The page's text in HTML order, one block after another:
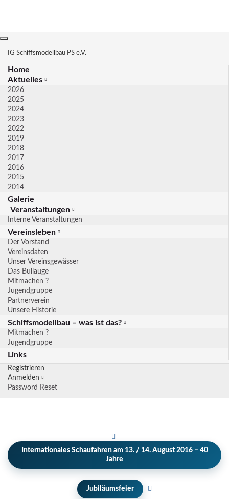
Navigation
umschalten
IG Schiffsmodellbau PS e.V.
Home
Aktuelles
2026
2025
2024
2023
2022
2019
2018
2017
2016
2015
2014
Galerie
Veranstaltungen
Interne Veranstaltungen
Vereinsleben
Der Vorstand
Vereinsdaten
Unser Vereinsgewässer
Das Bullauge
Mitmachen ?
Jugendgruppe
Partnerverein
Unsere Historie
Schiffsmodellbau – was ist das?
Mitmachen ?
Jugendgruppe
Links
Registrieren
Anmelden
Password Reset
Internationales Schaufahren am 13. / 14. August 2016 – 40
Jahre
Jubiläumsfeier